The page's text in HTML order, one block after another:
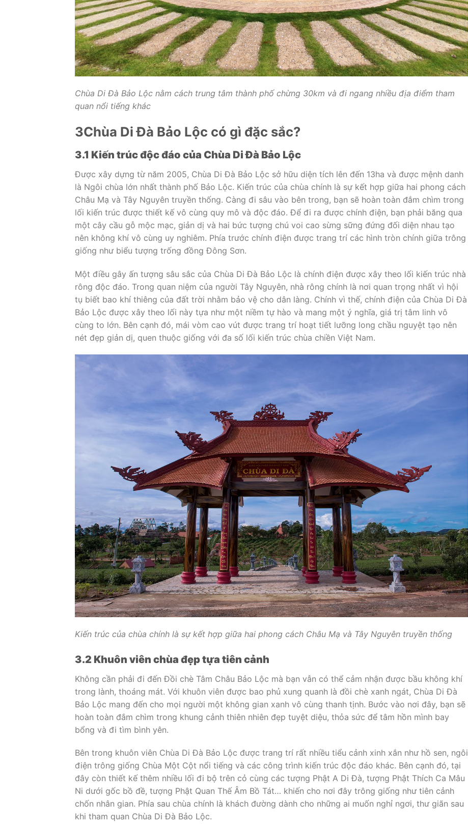
Chùa Di Đà Bảo Lộc nằm cách trung tâm thành phố chừng 30km và đi ngang nhiều địa điểm tham
quan nổi tiếng khác
3Chùa Di Đà Bảo Lộc có gì đặc sắc?
3.1 Kiến trúc độc đáo của Chùa Di Đà Bảo Lộc
Được xây dựng từ năm 2005, Chùa Di Đà Bảo Lộc sở hữu diện tích lên đến 13ha và được mệnh danh
là Ngôi chùa lớn nhất thành phố Bảo Lộc. Kiến trúc của chùa chính là sự kết hợp giữa hai phong cách
Châu Mạ và Tây Nguyên truyền thống. Càng đi sâu vào bên trong, bạn sẽ hoàn toàn đắm chìm trong
lối kiến trúc được thiết kế vô cùng quy mô và độc đáo. Để đi ra được chính điện, bạn phải băng qua
một cây cầu gỗ mộc mạc, giản dị và hai bức tượng chú voi cao sừng sững đứng đối diện nhau tạo
nên không khí vô cùng uy nghiêm. Phía trước chính điện được trang trí các hình tròn chính giữa trông
giống như biểu tượng trống đồng Đông Sơn.
Một điều gây ấn tượng sâu sắc của Chùa Di Đà Bảo Lộc là chính điện được xây theo lối kiến trúc nhà
rông độc đáo. Trong quan niệm của người Tây Nguyên, nhà rông chính là nơi quan trọng nhất vì hội
tụ biết bao khí thiêng của đất trời nhằm bảo vệ cho dân làng. Chính vì thế, chính điện của Chùa Di Đà
Bảo Lộc được xây theo lối này tựa như một niềm tự hào và mang một ý nghĩa, giá trị tâm linh vô
cùng to lớn. Bên cạnh đó, mái vòm cao vút được trang trí hoạt tiết lưỡng long chầu nguyệt tạo nên
nét đẹp giản dị, quen thuộc giống với đa số lối kiến trúc chùa chiền Việt Nam.
Kiến trúc của chùa chính là sự kết hợp giữa hai phong cách Châu Mạ và Tây Nguyên truyền thống
3.2 Khuôn viên chùa đẹp tựa tiên cảnh
Không cần phải đi đến Đồi chè Tâm Châu Bảo Lộc mà bạn vẫn có thể cảm nhận được bầu không khí
trong lành, thoáng mát. Với khuôn viên được bao phủ xung quanh là đồi chè xanh ngát, Chùa Di Đà
Bảo Lộc mang đến cho mọi người một không gian xanh vô cùng thanh tịnh. Bước vào nơi đây, bạn sẽ
hoàn toàn đắm chìm trong khung cảnh thiên nhiên đẹp tuyệt diệu, thỏa sức để tâm hồn mình bay
bổng và đi tìm bình yên.
Bên trong khuôn viên Chùa Di Đà Bảo Lộc được trang trí rất nhiều tiểu cảnh xinh xắn như hồ sen, ngôi
điện trông giống Chùa Một Cột nổi tiếng và các công trình kiến trúc độc đáo khác. Bên cạnh đó, tại
đây còn thiết kế thêm nhiều lối đi bộ trên cỏ cùng các tượng Phật A Di Đà, tượng Phật Thích Ca Mâu
Ni dưới gốc bồ đề, tượng Phật Quan Thế Âm Bồ Tát… khiến cho nơi đây trông giống như tiên cảnh
chốn nhân gian. Phía sau chùa chính là khách đường dành cho những ai muốn nghỉ ngơi, thư giãn sau
khi tham quan Chùa Di Đà Bảo Lộc.